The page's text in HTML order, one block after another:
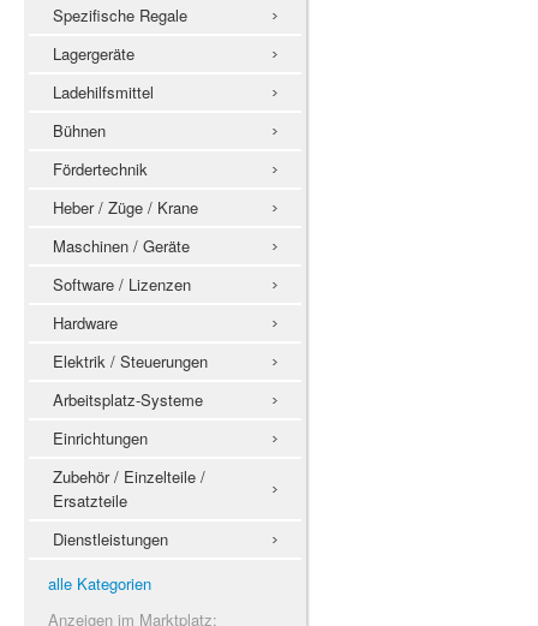
Spezifische Regale
Lagergeräte
Ladehilfsmittel
Bühnen
Fördertechnik
Heber / Züge / Krane
Maschinen / Geräte
Software / Lizenzen
Hardware
Elektrik / Steuerungen
Arbeitsplatz-Systeme
Einrichtungen
Zubehör / Einzelteile /
Ersatzteile
Dienstleistungen
alle Kategorien
Anzeigen im Marktplatz: